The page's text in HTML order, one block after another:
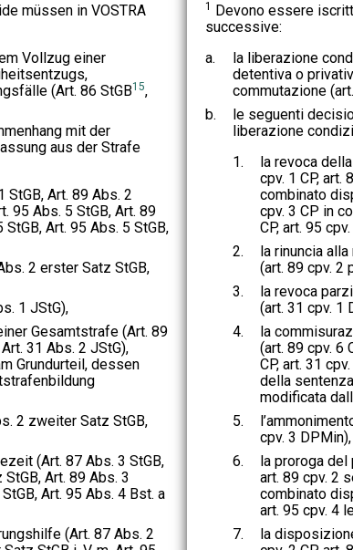
müssen in VOSTRA
Vollzug einer
(Art. 86 StGB15,
mit der
aus der Strafe
StGB, Art. 89 Abs. 2
95 Abs. 5 StGB, Art. 89
StGB, Art. 95 Abs. 5 StGB,
2 erster Satz StGB,
1 JStG),
Gesamtstrafe (Art. 89
31 Abs. 2 JStG),
Grundurteil, dessen
2 zweiter Satz StGB,
(Art. 87 Abs. 3 StGB,
Art. 89 Abs. 3
Art. 95 Abs. 4 Bst. a
(Art. 87 Abs. 2
1 Devono essere
successive:
a.
la liberazione
detentiva o
commutazione
b.
le seguenti
liberazione
1.
la revoca
cpv. 1 CP, art.
combinato
cpv. 3 CP in
CP, art. 95
2.
la rinuncia
(art. 89 cpv. 2
3.
la revoca
(art. 31 cpv. 1
4.
la
(art. 89 cpv. 6
CP, art. 31
della
modificata
5.
cpv. 3 DPMin),
6.
la proroga del
art. 89 cpv. 2
combinato
art. 95 cpv. 4
7.
la